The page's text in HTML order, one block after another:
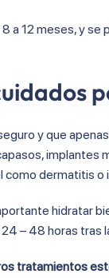
12 meses, y se
y que
implantes
dermatitis o
hidratar
– 48 horas tras
tratamientos